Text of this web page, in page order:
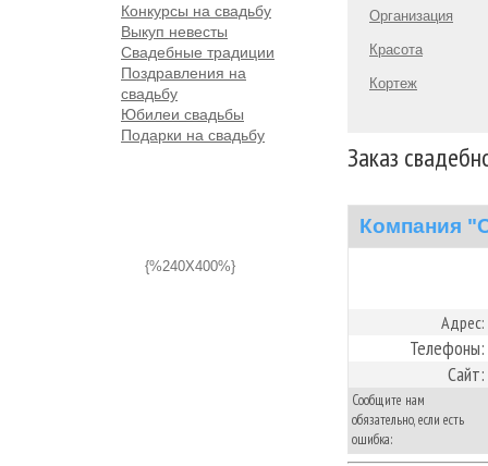
Конкурсы на свадьбу
Выкуп невесты
Свадебные традиции
Поздравления на
свадьбу
Юбилеи свадьбы
Подарки на свадьбу
{%240X400%}
Организация
Красота
Кортеж
Заказ
Компания
Адрес:
Телефоны:
Сайт:
Сообщите нам
обязательно, если есть
ошибка: